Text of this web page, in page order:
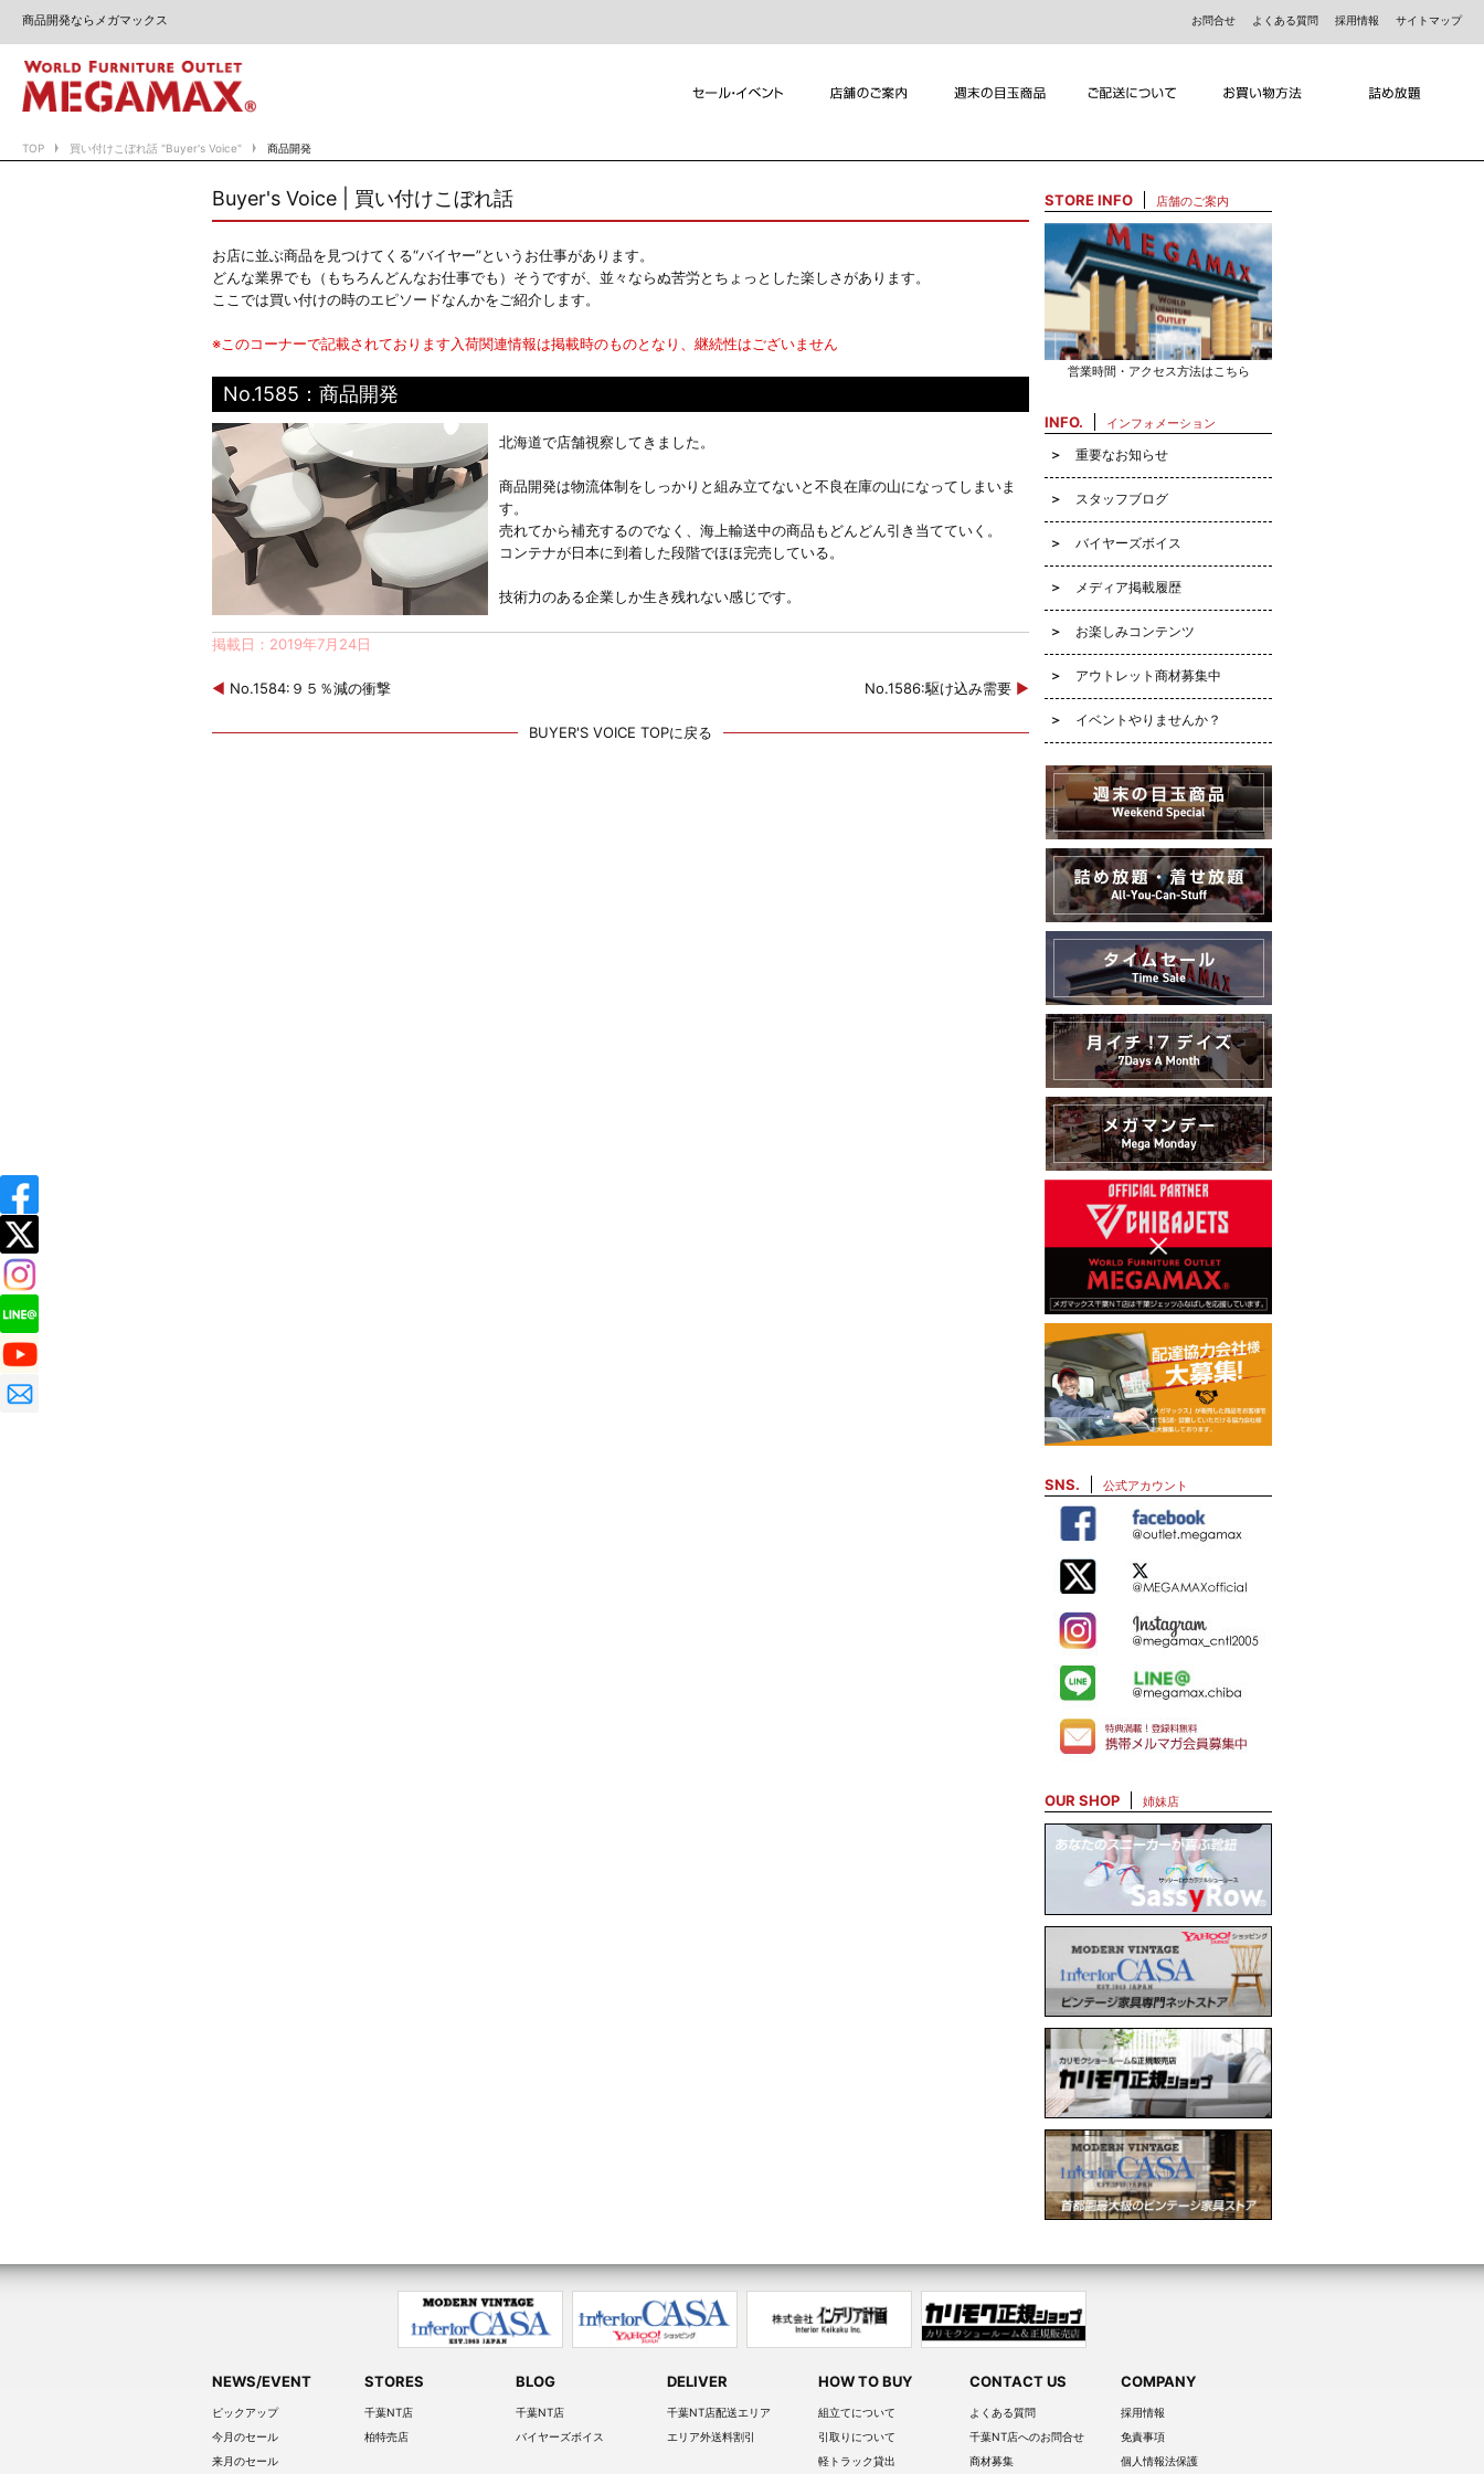
商品開発ならメガマックス お問合せ よくある質問 採用情報 サイトマップ
TOP 買い付けこぼれ話 "Buyer's Voice" 商品開発
Buyer's Voice | 買い付けこぼれ話
お店に並ぶ商品を見つけてくる“バイヤー”というお仕事があります。
どんな業界でも（もちろんどんなお仕事でも）そうですが、並々ならぬ苦労とちょっとした楽しさがあります。
ここでは買い付けの時のエピソードなんかをご紹介します。
※このコーナーで記載されております入荷関連情報は掲載時のものとなり、継続性はございません
No.1585：商品開発
北海道で店舗視察してきました。
商品開発は物流体制をしっかりと組み立てないと不良在庫の山になってしまいま
す。
売れてから補充するのでなく、海上輸送中の商品もどんどん引き当てていく。
コンテナが日本に到着した段階でほほ完売している。
技術力のある企業しか生き残れない感じです。
掲載日：2019年7月24日
◀ No.1584:９５％減の衝撃 No.1586:駆け込み需要 ▶
BUYER'S VOICE TOPに戻る
STORE INFO 店舗のご案内
営業時間・アクセス方法はこちら
INFO. インフォメーション
重要なお知らせ
スタッフブログ
バイヤーズボイス
メディア掲載履歴
お楽しみコンテンツ
アウトレット商材募集中
イベントやりませんか？
SNS. 公式アカウント
OUR SHOP 姉妹店
NEWS/EVENT
ピックアップ
今月のセール
来月のセール
STORES
千葉NT店
柏特売店
BLOG
千葉NT店
バイヤーズボイス
DELIVER
千葉NT店配送エリア
エリア外送料割引
HOW TO BUY
組立てについて
引取りについて
軽トラック貸出
CONTACT US
よくある質問
千葉NT店へのお問合せ
商材募集
COMPANY
採用情報
免責事項
個人情報法保護